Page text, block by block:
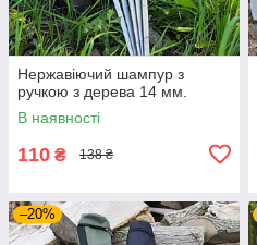
Нержавіючий шампур з
ручкою з дерева 14 мм.
В наявності
110 ₴ 138 ₴
–20%